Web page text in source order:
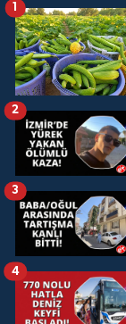
1
2
3
4